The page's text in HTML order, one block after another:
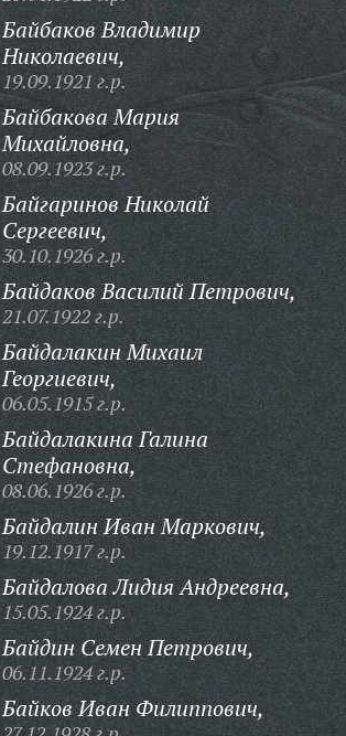
Байбаков Владимир
Николаевич,
19.09.1921 г.р.
Байбакова Мария
Михайловна,
08.09.1923 г.р.
Байгаринов Николай
Сергеевич,
30.10.1926 г.р.
Байдаков Василий Петрович,
21.07.1922 г.р.
Байдалакин Михаил
Георгиевич,
06.05.1915 г.р.
Байдалакина Галина
Стефановна,
08.06.1926 г.р.
Байдалин Иван Маркович,
19.12.1917 г.р.
Байдалова Лидия Андреевна,
15.05.1924 г.р.
Байдин Семен Петрович,
06.11.1924 г.р.
Байков Иван Филиппович,